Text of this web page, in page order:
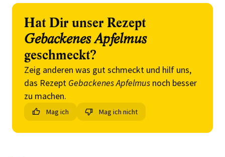
Hat Dir unser Rezept
Gebackenes Apfelmus
geschmeckt?
Zeig anderen was gut schmeckt und hilf uns,
das Rezept Gebackenes Apfelmus noch besser
zu machen.
Mag ich Mag ich nicht